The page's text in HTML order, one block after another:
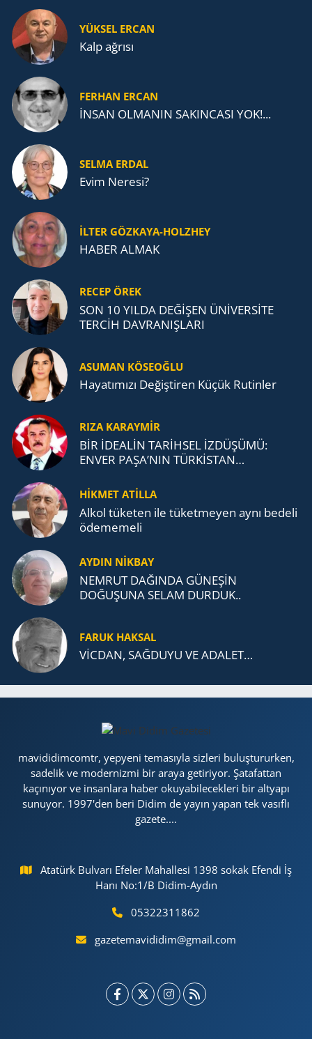
YÜKSEL ERCAN
Kalp ağrısı
FERHAN ERCAN
İNSAN OLMANIN SAKINCASI YOK!...
SELMA ERDAL
Evim Neresi?
İLTER GÖZKAYA-HOLZHEY
HABER ALMAK
RECEP ÖREK
SON 10 YILDA DEĞİŞEN ÜNİVERSİTE
TERCİH DAVRANIŞLARI
ASUMAN KÖSEOĞLU
Ha­ya­tı­mı­zı De­ğiş­ti­ren Küçük Ru­tin­ler
RIZA KARAYMIR
BİR İDEALİN TARİHSEL İZDÜŞÜMÜ:
ENVER PAŞA’NIN TÜRKİSTAN
TEŞKİLATI’NA UZANAN MİRASI
HİKMET ATİLLA
Alkol tü­ke­ten ile tü­ket­me­yen aynı be­de­li
öde­me­me­li
AYDIN NİKBAY
NEMRUT DAĞINDA GÜNEŞİN
DOĞUŞUNA SELAM DURDUK..
FARUK HAKSAL
VİCDAN, SAĞ­DU­YU VE ADA­LET…
mavididimcomtr, yepyeni temasıyla sizleri buluştururken,
sadelik ve modernizmi bir araya getiriyor. Şatafattan
kaçınıyor ve insanlara haber okuyabilecekleri bir altyapı
sunuyor. 1997'den beri Didim de yayın yapan tek vasıflı
gazete....
Atatürk Bulvarı Efeler Mahallesi 1398 sokak Efendi İş
Hanı No:1/B Didim-Aydın
05322311862
gazetemavididim@gmail.com